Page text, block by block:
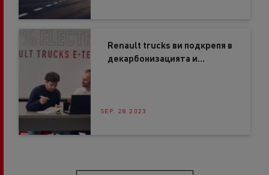
Renault trucks ви подкрепя в
декарбонизацията и
SEP. 28 2023